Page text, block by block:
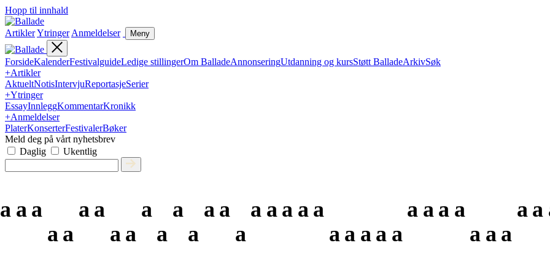
Hopp til innhald
ArtiklerYtringer Anmeldelser Meny
ForsideKalenderFestivalguideLedige stillingerOm BalladeAnnonseringUtdanning og kursStøtt BalladeArkivSøk
+Artikler
AktueltNotisIntervjuReportasjeSerier
+Ytringer
EssayInnleggKommentarKronikk
+Anmeldelser
PlaterKonserterFestivalerBøker
Meld deg på vårt nyhetsbrev
Daglig
Ukentlig
a
a
a
a a
a
a
a a a a
a a
a
a
a a